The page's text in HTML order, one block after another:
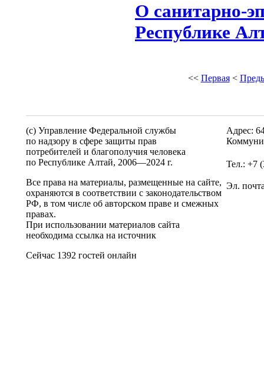
О санитарно-
Республике
<< Первая<
(c) Управление Федеральной службы
по надзору в сфере защиты прав
потребителей и благополучия человека
по Республике Алтай, 2006—2024 г.
Все права на материалы, размещенные на сайте,
охраняются в соответствии с законодательством
РФ, в том числе об авторском праве и смежных
правах.
При использовании материалов сайта
необходима ссылка на источник
Сейчас 1392 гостей онлайн
Адрес:
Тел.: +7
Эл.